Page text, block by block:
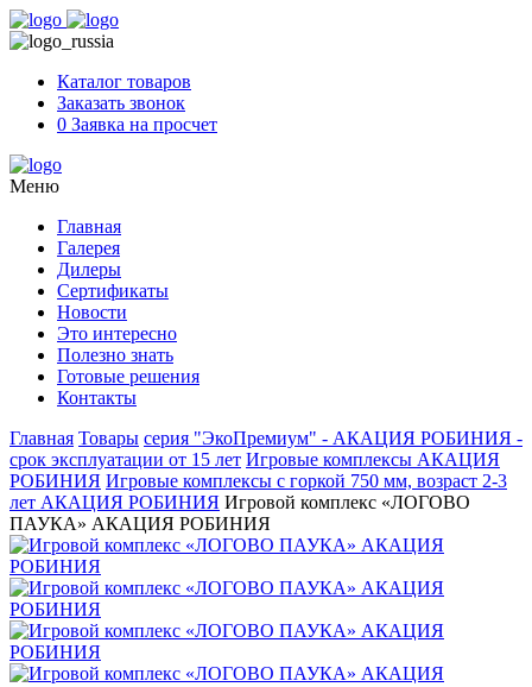
Skip
to
Каталог товаров
Заказать звонок
0 Заявка на просчет
Меню
Главная
Галерея
Дилеры
Сертификаты
Новости
Это интересно
Полезно знать
Готовые решения
Контакты
Главная Товары серия "ЭкоПремиум" - АКАЦИЯ РОБИНИЯ -
срок эксплуатации от 15 лет Игровые комплексы АКАЦИЯ
РОБИНИЯ Игровые комплексы с горкой 750 мм, возраст 2-3
лет АКАЦИЯ РОБИНИЯ Игровой комплекс «ЛОГОВО
ПАУКА» АКАЦИЯ РОБИНИЯ